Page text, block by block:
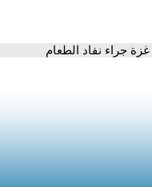
جراء نفاد الطعام